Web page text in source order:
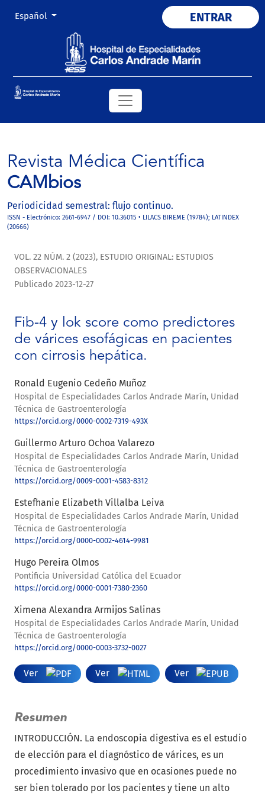
Cambiar el idioma. El actual es:
Español ENTRAR
Revista Médica Científica
CAMbios
Periodicidad semestral: flujo continuo.
ISSN - Electrónico: 2661-6947 / DOI: 10.36015 • LILACS BIREME (19784); LATINDEX
(20666)
VOL. 22 NÚM. 2 (2023), ESTUDIO ORIGINAL: ESTUDIOS
OBSERVACIONALES
Fib-4 y lok score como predictores
de várices esofágicas en pacientes
con cirrosis hepática.
Publicado 2023-12-27
Ronald Eugenio Cedeño Muñoz
Hospital de Especialidades Carlos Andrade Marín, Unidad
Técnica de Gastroenterología
https://orcid.org/0000-0002-7319-493X
Guillermo Arturo Ochoa Valarezo
Hospital de Especialidades Carlos Andrade Marín, Unidad
Técnica de Gastroenterología
https://orcid.org/0009-0001-4583-8312
Estefhanie Elizabeth Villalba Leiva
Hospital de Especialidades Carlos Andrade Marín, Unidad
Técnica de Gastroenterología
https://orcid.org/0000-0002-4614-9981
Hugo Pereira Olmos
Pontificia Universidad Católica del Ecuador
https://orcid.org/0000-0001-7380-2360
Ximena Alexandra Armijos Salinas
Hospital de Especialidades Carlos Andrade Marín, Unidad
Técnica de Gastroenterología
https://orcid.org/0000-0003-3732-0027
Ver Ver Ver
Resumen
INTRODUCCIÓN. La endoscopia digestiva es el estudio
de elección para el diagnóstico de várices, es un
procedimiento invasivo que en ocasiones puede no
ser bien tolerado por los pacientes y tiene un alto